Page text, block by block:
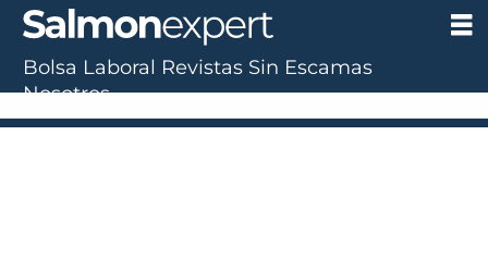
Bolsa Laboral Revistas Sin Escamas
Nosotros